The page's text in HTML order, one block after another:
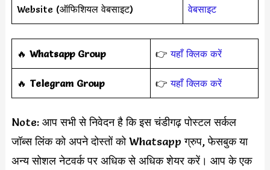
Website (ऑफिशियल वेबसाइट)
वेबसाइट
🔥 Whatsapp Group 👉यहाँ क्लिक करें
‎️‍🔥 Telegram Group 👉यहाँ क्लिक करें
Note: आप सभी से निवेदन है कि इस चंडीगढ़ पोस्टल सर्कल
जॉब्स लिंक को अपने दोस्तों को Whatsapp ग्रुप, फेसबुक या
अन्य सोशल नेटवर्क पर अधिक से अधिक शेयर करें। आप के एक